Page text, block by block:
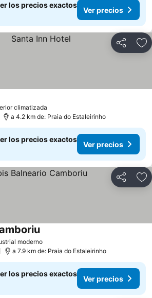
los precios exactos
Ver precios
Compartir
climatizada
a 4.2 km de: Praia do Estaleirinho
los precios exactos
Ver precios
Compartir
moderno
a 7.9 km de: Praia do Estaleirinho
los precios exactos
Ver precios